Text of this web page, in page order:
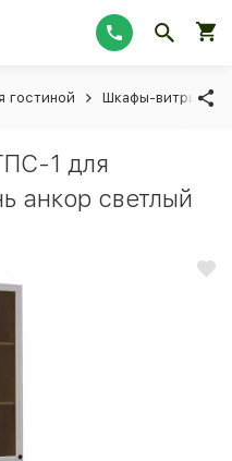
гостиной Шкафы-витрины
1 для
анкор светлый